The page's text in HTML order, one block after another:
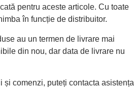
pentru aceste articole. Cu toate
în funcție de distribuitor.
au un termen de livrare mai
din nou, dar data de livrare nu
și comenzi, puteți contacta asistența